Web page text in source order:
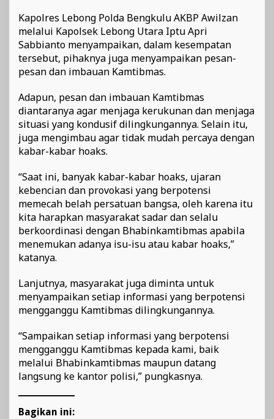
Kapolres Lebong Polda Bengkulu AKBP Awilzan
melalui Kapolsek Lebong Utara Iptu Apri
Sabbianto menyampaikan, dalam kesempatan
tersebut, pihaknya juga menyampaikan pesan-
pesan dan imbauan Kamtibmas.
Adapun, pesan dan imbauan Kamtibmas
diantaranya agar menjaga kerukunan dan menjaga
situasi yang kondusif dilingkungannya. Selain itu,
juga mengimbau agar tidak mudah percaya dengan
kabar-kabar hoaks.
“Saat ini, banyak kabar-kabar hoaks, ujaran
kebencian dan provokasi yang berpotensi
memecah belah persatuan bangsa, oleh karena itu
kita harapkan masyarakat sadar dan selalu
berkoordinasi dengan Bhabinkamtibmas apabila
menemukan adanya isu-isu atau kabar hoaks,”
katanya.
Lanjutnya, masyarakat juga diminta untuk
menyampaikan setiap informasi yang berpotensi
mengganggu Kamtibmas dilingkungannya.
“Sampaikan setiap informasi yang berpotensi
mengganggu Kamtibmas kepada kami, baik
melalui Bhabinkamtibmas maupun datang
langsung ke kantor polisi,” pungkasnya.
Bagikan ini: